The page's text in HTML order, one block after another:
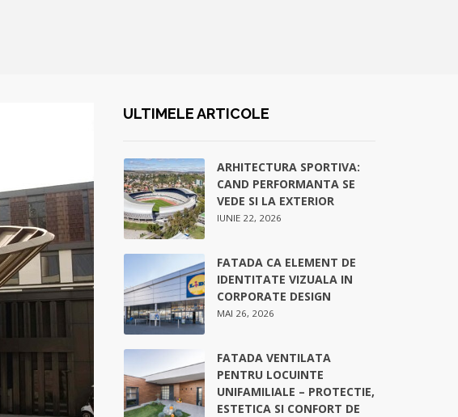
ULTIMELE ARTICOLE
ARHITECTURA SPORTIVA:
CAND PERFORMANTA SE
VEDE SI LA EXTERIOR
IUNIE 22, 2026
FATADA CA ELEMENT DE
IDENTITATE VIZUALA IN
CORPORATE DESIGN
MAI 26, 2026
FATADA VENTILATA
PENTRU LOCUINTE
UNIFAMILIALE – PROTECTIE,
ESTETICA SI CONFORT DE